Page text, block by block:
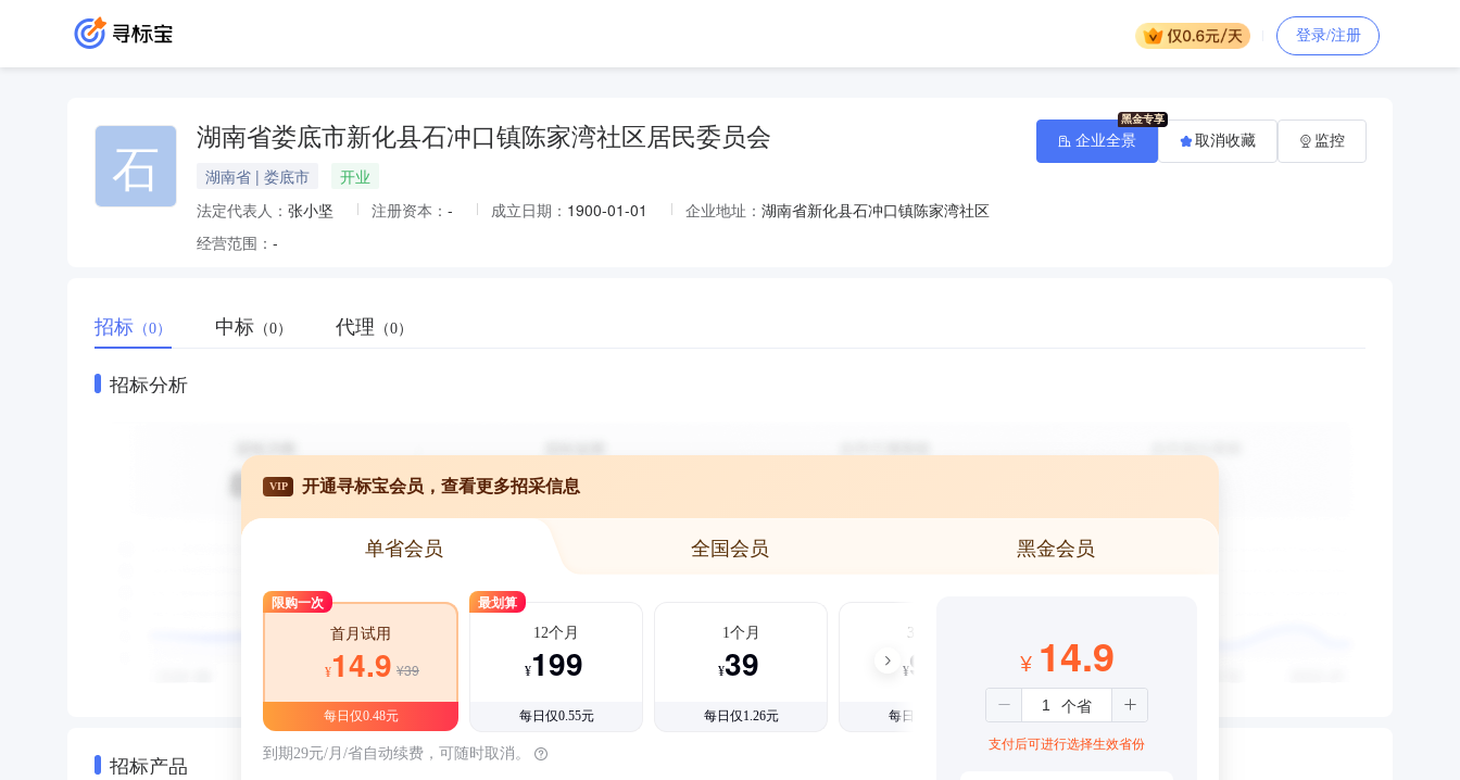
登录/注册
石 湖南省娄底市新化县石冲口镇陈家湾社区居民委员会
湖南省 | 娄底市
开业
法定代表人： 张小坚 注册资本： - 成立日期： 1900-01-01 企业地址： 湖南省新化县石冲口镇陈家湾社区
经营范围： -
企业全景 取消收藏 监控
招标 （0） 中标 （0） 代理 （0）
招标分析
招标产品
VIP 开通寻标宝会员，查看更多招采信息
单省会员 全国会员 黑金会员
限购一次
首月试用
¥14.9 ¥39
每日仅0.48元
最划算
12个月
¥199
每日仅0.55元
1个月
¥39
每日仅1.26元
3个月
¥99
每日仅1.08元
到期29元/月/省自动续费，可随时取消。
¥ 14.9
支付后可进行选择生效省份